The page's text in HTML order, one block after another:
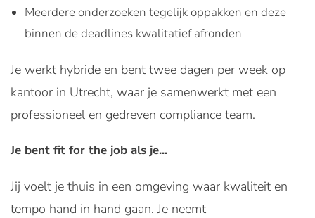
Meerdere onderzoeken tegelijk oppakken en deze
binnen de deadlines kwalitatief afronden
Je werkt hybride en bent twee dagen per week op
kantoor in Utrecht, waar je samenwerkt met een
professioneel en gedreven compliance team.
Je bent fit for the job als je...
Jij voelt je thuis in een omgeving waar kwaliteit en
tempo hand in hand gaan. Je neemt